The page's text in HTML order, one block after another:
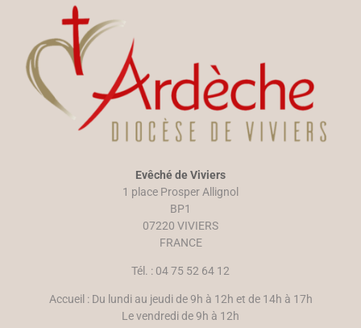
Evêché de Viviers
1 place Prosper Allignol
BP1
07220 VIVIERS
FRANCE
Tél. : 04 75 52 64 12
Accueil : Du lundi au jeudi de 9h à 12h et de 14h à 17h
Le vendredi de 9h à 12h